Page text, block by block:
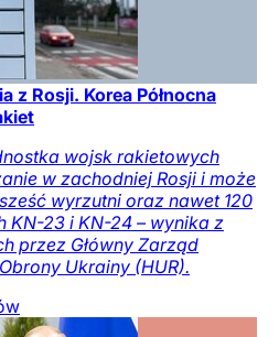
z Rosji. Korea Północna
wojsk rakietowych
w zachodniej Rosji i może
wyrzutni oraz nawet 120
23 i KN-24 – wynika z
przez Główny Zarząd
Ukrainy (HUR).